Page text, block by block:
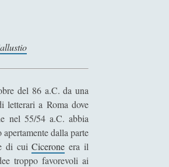
del 86 a.C. da una
letterari a Roma dove
nel 55/54 a.C. abbia
dalla parte
di cuiCicerone era il
troppo favorevoli ai